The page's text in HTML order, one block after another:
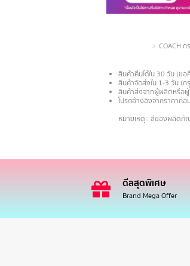
COACH
สินค้าคืนได้ใน 30 วัน (ขอ
สินค้าจัดส่งใน 1-3 วัน (ก
สินค้าส่งจากผู้ผลิตหรือผู้
โปรดอ้างอิงจากราคาก่
หมายเหตุ : สีของผลิตภั
ดีลสุดพิเศษ
Brand Mega Offer